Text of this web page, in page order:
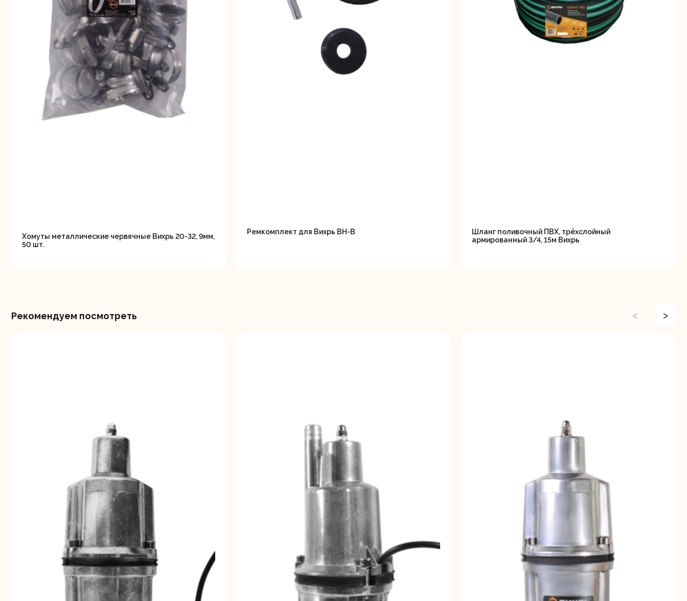
Хомуты металлические червячные Вихрь 20-32, 9мм,
50 шт.
Ремкомплект для Вихрь ВН-В
Шланг поливочный ПВХ, трёхслойный
армированный 3/4, 15м Вихрь
Рекомендуем посмотреть < >